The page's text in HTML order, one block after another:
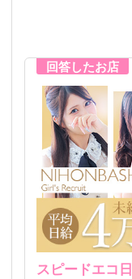
スピードエコ